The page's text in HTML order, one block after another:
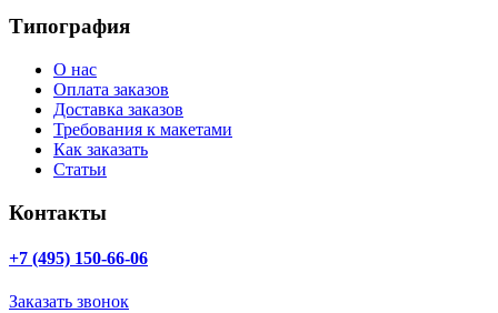
Типография
О нас
Оплата заказов
Доставка заказов
Требования к макетами
Как заказать
Статьи
Контакты
+7 (495) 150-66-06
Заказать звонок